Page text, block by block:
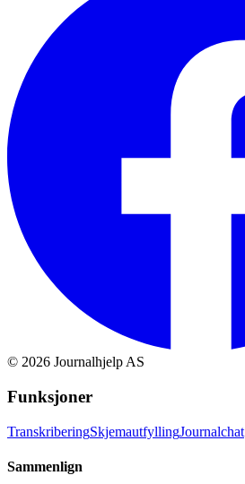
© 2026 Journalhjelp AS
Funksjoner
TranskriberingSkjemautfyllingJournalchat
Sammenlign